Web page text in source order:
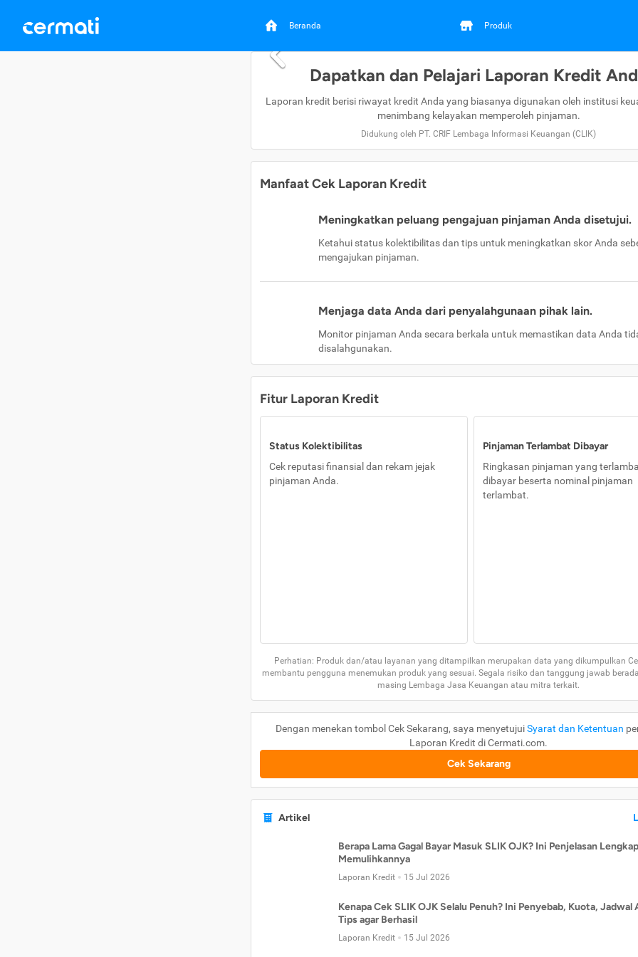
Beranda Produk
Dapatkan dan Pelajari Laporan Kredit
Laporan kredit berisi riwayat kredit Anda yang biasanya digunakan oleh institusi
menimbang kelayakan memperoleh pinjaman.
Didukung oleh PT. CRIF Lembaga Informasi Keuangan (CLIK)
Manfaat Cek Laporan Kredit
Meningkatkan peluang pengajuan pinjaman Anda disetujui.
Ketahui status kolektibilitas dan tips untuk meningkatkan skor Anda
mengajukan pinjaman.
Menjaga data Anda dari penyalahgunaan pihak lain.
Monitor pinjaman Anda secara berkala untuk memastikan data Anda
disalahgunakan.
Fitur Laporan Kredit
Status Kolektibilitas
Cek reputasi finansial dan rekam jejak
pinjaman Anda.
Pinjaman Terlambat Dibayar
Ringkasan pinjaman yang
dibayar beserta nominal pinjaman
terlambat.
Perhatian: Produk dan/atau layanan yang ditampilkan merupakan data yang dikumpulkan
membantu pengguna menemukan produk yang sesuai. Segala risiko dan tanggung jawab
masing Lembaga Jasa Keuangan atau mitra terkait.
Dengan menekan tombol Cek Sekarang, saya menyetujuiSyarat dan Ketentuan
Laporan Kredit di Cermati.com.
Cek Sekarang
Artikel
Berapa Lama Gagal Bayar Masuk SLIK OJK? Ini Penjelasan
Memulihkannya
Laporan Kredit 15 Jul 2026
Kenapa Cek SLIK OJK Selalu Penuh? Ini Penyebab, Kuota, Jadwal
Tips agar Berhasil
Laporan Kredit 15 Jul 2026